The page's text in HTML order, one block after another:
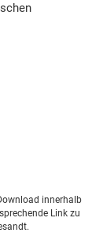
innerhalb
Link zu